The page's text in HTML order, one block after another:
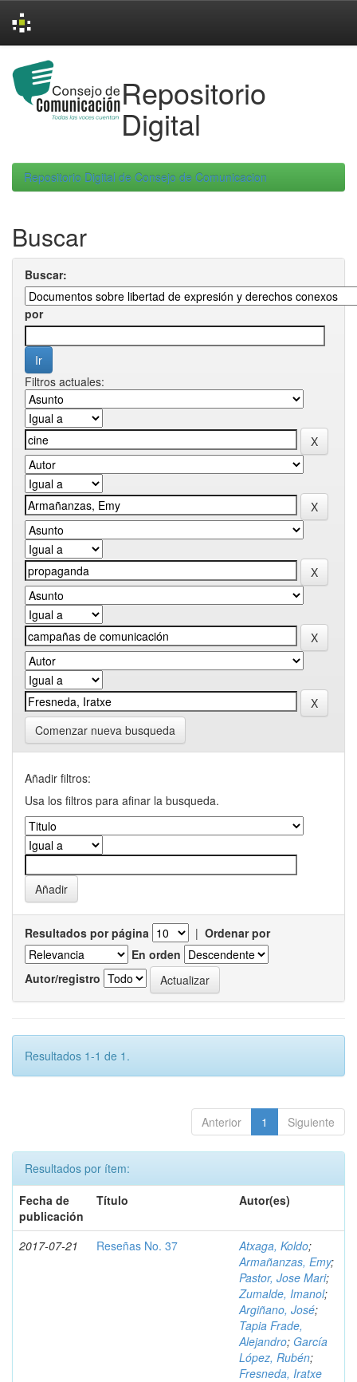
navigation
Repositorio
Digital
Repositorio Digital de Consejo de Comunicacion
Buscar
Buscar:
por
Filtros actuales:
Comenzar nueva busqueda
Añadir filtros:
Usa los filtros para afinar la busqueda.
Resultados por página | Ordenar por
En orden
Autor/registro
Resultados 1-1 de 1.
Anterior 1 Siguiente
Resultados por ítem:
Fecha de
publicación
Título Autor(es)
2017-07-21 Reseñas No. 37 Atxaga, Koldo;
Armañanzas, Emy;
Pastor, Jose Mari;
Zumalde, Imanol;
Argiñano, José;
Tapia Frade,
Alejandro; García
López, Rubén;
Fresneda, Iratxe